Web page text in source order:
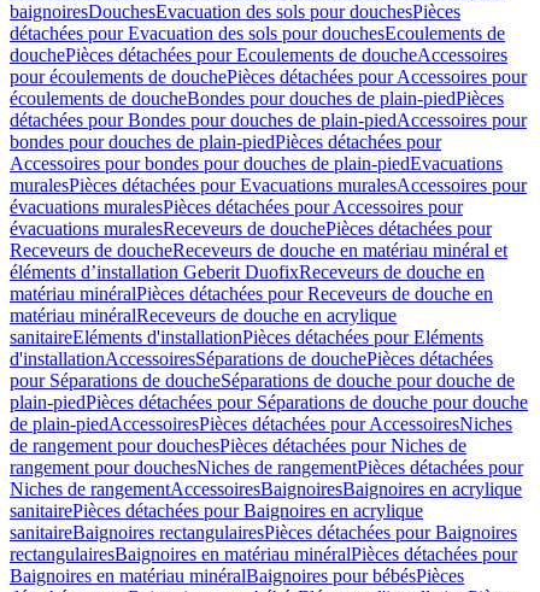
baignoiresDouchesEvacuation des sols pour douchesPièces
détachées pour Evacuation des sols pour douchesEcoulements de
douchePièces détachées pour Ecoulements de doucheAccessoires
pour écoulements de douchePièces détachées pour Accessoires pour
écoulements de doucheBondes pour douches de plain-piedPièces
détachées pour Bondes pour douches de plain-piedAccessoires pour
bondes pour douches de plain-piedPièces détachées pour
Accessoires pour bondes pour douches de plain-piedEvacuations
muralesPièces détachées pour Evacuations muralesAccessoires pour
évacuations muralesPièces détachées pour Accessoires pour
évacuations muralesReceveurs de douchePièces détachées pour
Receveurs de doucheReceveurs de douche en matériau minéral et
éléments d’installation Geberit DuofixReceveurs de douche en
matériau minéralPièces détachées pour Receveurs de douche en
matériau minéralReceveurs de douche en acrylique
sanitaireEléments d'installationPièces détachées pour Eléments
d'installationAccessoiresSéparations de douchePièces détachées
pour Séparations de doucheSéparations de douche pour douche de
plain-piedPièces détachées pour Séparations de douche pour douche
de plain-piedAccessoiresPièces détachées pour AccessoiresNiches
de rangement pour douchesPièces détachées pour Niches de
rangement pour douchesNiches de rangementPièces détachées pour
Niches de rangementAccessoiresBaignoiresBaignoires en acrylique
sanitairePièces détachées pour Baignoires en acrylique
sanitaireBaignoires rectangulairesPièces détachées pour Baignoires
rectangulairesBaignoires en matériau minéralPièces détachées pour
Baignoires en matériau minéralBaignoires pour bébésPièces